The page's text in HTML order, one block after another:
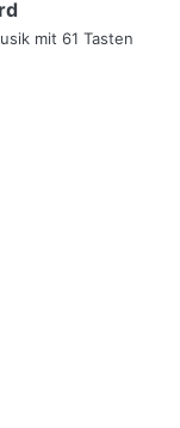
mit 61 Tasten